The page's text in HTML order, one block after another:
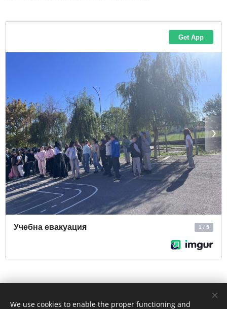
We use cookies to enable the proper functioning and